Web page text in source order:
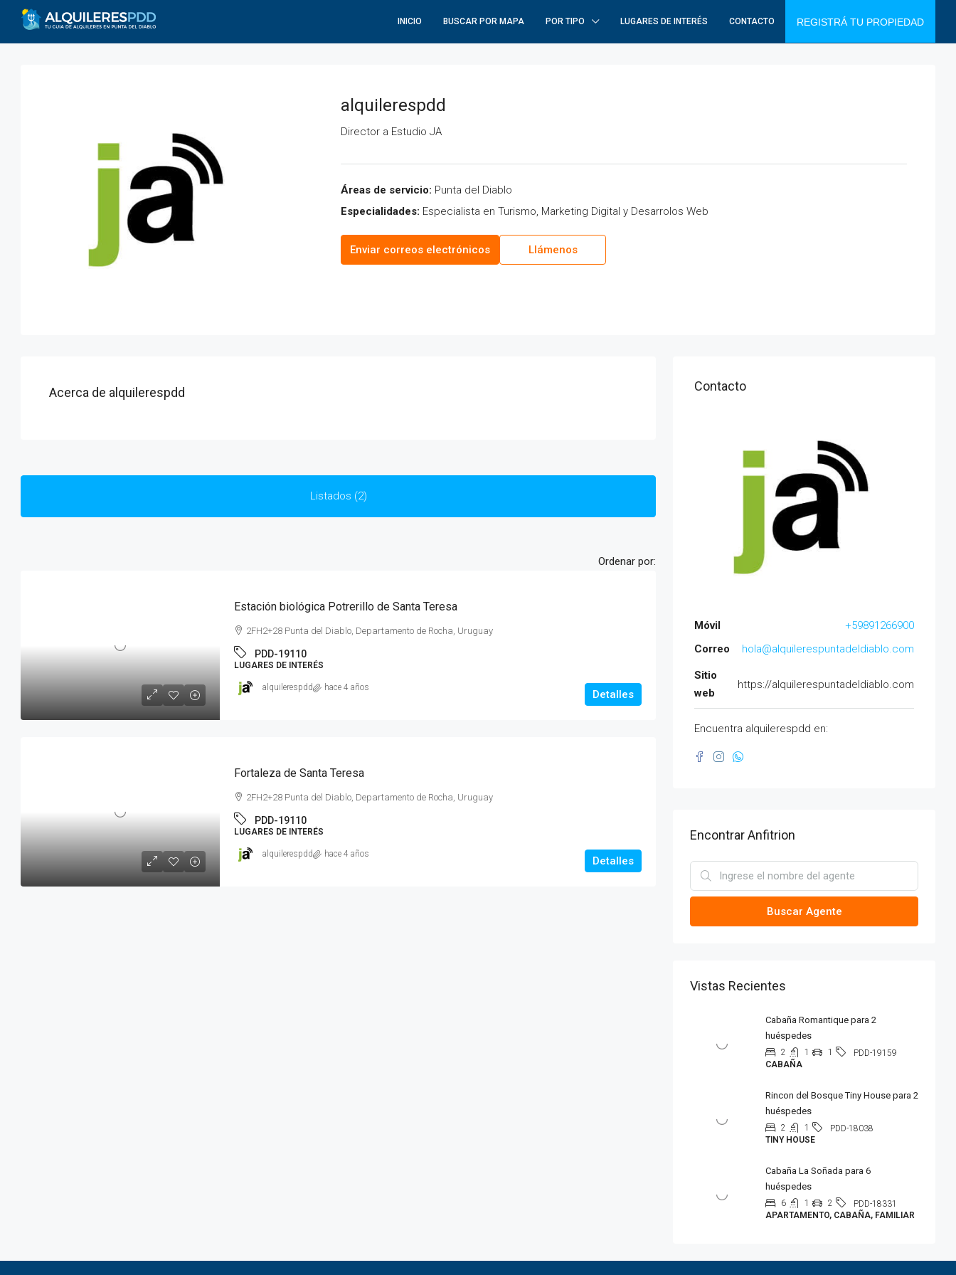
INICIO BUSCAR POR MAPA POR TIPO LUGARES DE INTERÉS CONTACTO REGISTRÁ TU PROPIEDAD
alquilerespdd
Director a Estudio JA
Áreas de servicio: Punta del Diablo
Especialidades: Especialista en Turismo, Marketing Digital y Desarrolos Web
Enviar correos electrónicos Llámenos
Acerca de alquilerespdd
Listados (2)
Ordenar por:
Estación biológica Potrerillo de Santa Teresa
2FH2+28 Punta del Diablo, Departamento de Rocha, Uruguay
PDD-19110
LUGARES DE INTERÉS
Detalles
alquilerespdd hace 4 años
Fortaleza de Santa Teresa
2FH2+28 Punta del Diablo, Departamento de Rocha, Uruguay
PDD-19110
LUGARES DE INTERÉS
Detalles
alquilerespdd hace 4 años
Contacto
Móvil
+59891266900
Correo
hola@alquilerespuntadeldiablo.com
Sitio
web
https://alquilerespuntadeldiablo.com
Encuentra alquilerespdd en:
Encontrar Anfitrion
Buscar Agente
Vistas Recientes
Cabaña Romantique para 2
huéspedes
2 1 1
PDD-19159
CABAÑA
Rincon del Bosque Tiny House para 2
huéspedes
2 1
PDD-18038
TINY HOUSE
Cabaña La Soñada para 6
huéspedes
6 1 2
PDD-18331
APARTAMENTO, CABAÑA, FAMILIAR